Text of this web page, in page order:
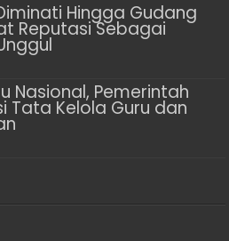
Hingga Gudang
Reputasi Sebagai
Nasional, Pemerintah
Tata Kelola Guru dan